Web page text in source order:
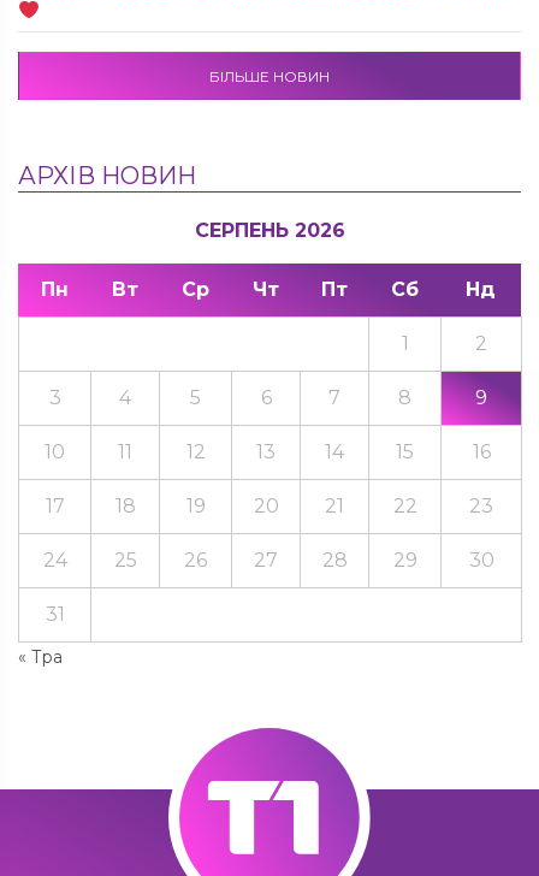
БІЛЬШЕ НОВИН
АРХІВ НОВИН
СЕРПЕНЬ 2026
Пн Вт Ср Чт Пт Сб Нд
« Тра
1 2
3 4 5 6 7 8 9
10 11 12 13 14 15 16
17 18 19 20 21 22 23
24 25 26 27 28 29 30
31